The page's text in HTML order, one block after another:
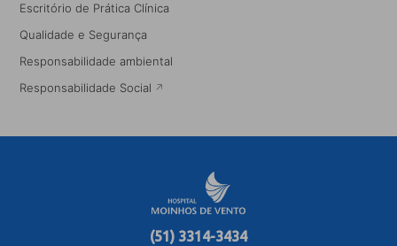
Escritório de Prática Clínica
Qualidade e Segurança
Responsabilidade ambiental
Responsabilidade Social
(51) 3314-3434